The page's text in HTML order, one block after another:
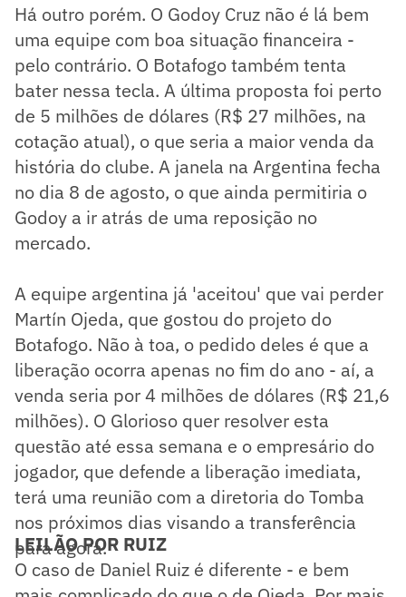
Há outro porém. O Godoy Cruz não é lá bem
uma equipe com boa situação financeira -
pelo contrário. O Botafogo também tenta
bater nessa tecla. A última proposta foi perto
de 5 milhões de dólares (R$ 27 milhões, na
cotação atual), o que seria a maior venda da
história do clube. A janela na Argentina fecha
no dia 8 de agosto, o que ainda permitiria o
Godoy a ir atrás de uma reposição no
mercado.
A equipe argentina já 'aceitou' que vai perder
Martín Ojeda, que gostou do projeto do
Botafogo. Não à toa, o pedido deles é que a
liberação ocorra apenas no fim do ano - aí, a
venda seria por 4 milhões de dólares (R$ 21,6
milhões). O Glorioso quer resolver esta
questão até essa semana e o empresário do
jogador, que defende a liberação imediata,
terá uma reunião com a diretoria do Tomba
nos próximos dias visando a transferência
para agora.
LEILÃO POR RUIZ
O caso de Daniel Ruiz é diferente - e bem